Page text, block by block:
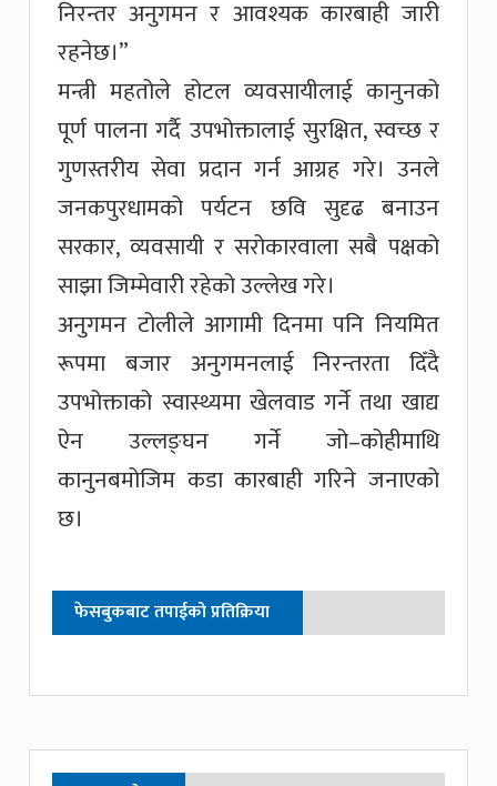
निरन्तर अनुगमन र आवश्यक कारबाही जारी
रहनेछ।”
मन्त्री महतोले होटल व्यवसायीलाई कानुनको
पूर्ण पालना गर्दै उपभोक्तालाई सुरक्षित, स्वच्छ र
गुणस्तरीय सेवा प्रदान गर्न आग्रह गरे। उनले
जनकपुरधामको पर्यटन छवि सुदृढ बनाउन
सरकार, व्यवसायी र सरोकारवाला सबै पक्षको
साझा जिम्मेवारी रहेको उल्लेख गरे।
अनुगमन टोलीले आगामी दिनमा पनि नियमित
रूपमा बजार अनुगमनलाई निरन्तरता दिँदै
उपभोक्ताको स्वास्थ्यमा खेलवाड गर्ने तथा खाद्य
ऐन उल्लङ्घन गर्ने जो–कोहीमाथि
कानुनबमोजिम कडा कारबाही गरिने जनाएको
छ।
फेसबुकबाट तपाईको प्रतिक्रिया